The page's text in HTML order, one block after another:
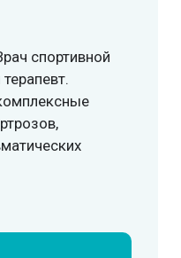
спортивной